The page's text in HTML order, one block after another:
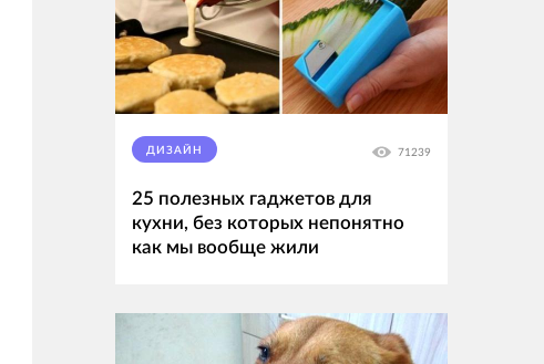
ДИЗАЙН 71239
25 полезных гаджетов для
кухни, без которых непонятно
как мы вообще жили